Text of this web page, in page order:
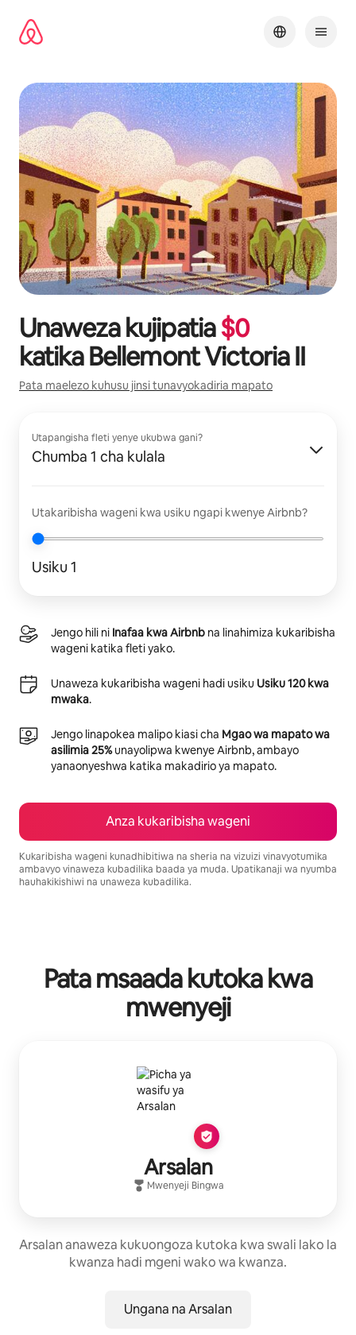
kwenda
kwenye
Unaweza kujipatia$0
katikaBellemont Victoria II
Pata maelezo kuhusu jinsi tunavyokadiria mapato
Utapangisha fleti yenye ukubwa gani?
Chumba 1 cha kulala
Utakaribisha wageni kwa usiku ngapi kwenye Airbnb?
Usiku 1
Jengo hili ni Inafaa kwa Airbnb na linahimiza kukaribisha
wageni katika fleti yako.
Unaweza kukaribisha wageni hadi usiku Usiku 120 kwa
mwaka.
Jengo linapokea malipo kiasi cha Mgao wa mapato wa
asilimia 25%unayolipwa kwenye Airbnb, ambayo
yanaonyeshwa katika makadirio ya mapato.
Anza kukaribisha wageni
Kukaribisha wageni kunadhibitiwa na sheria na vizuizi vinavyotumika
ambavyo vinaweza kubadilika baada ya muda. Upatikanaji wa nyumba
hauhakikishiwi na unaweza kubadilika.
Pata msaada kutoka kwa
mwenyeji
Arsalan
Mwenyeji Bingwa
Arsalan anaweza kukuongoza kutoka kwa swali lako la
kwanza hadi mgeni wako wa kwanza.
Ungana na Arsalan